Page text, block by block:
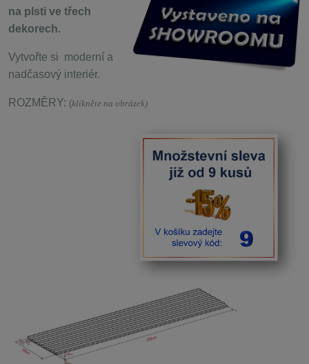
na plsti ve třech
dekorech.
Vytvořte si moderní a
nadčasový interiér.
ROZMĚRY: (klikněte na obrázek)